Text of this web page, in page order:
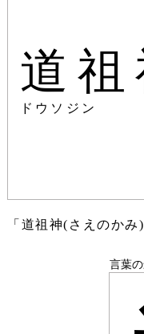
道祖
ドウソジン
「道祖神(さえのかみ
言葉